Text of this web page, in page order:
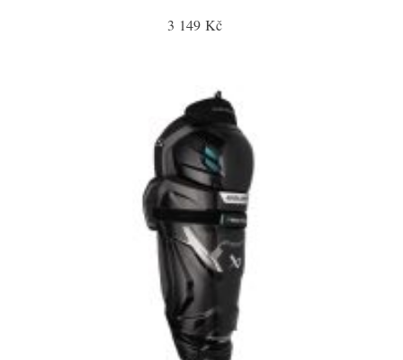
3 149 Kč